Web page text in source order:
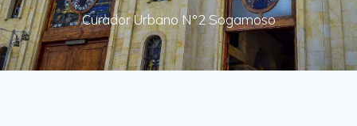
Curador Urbano N°2 Sogamoso